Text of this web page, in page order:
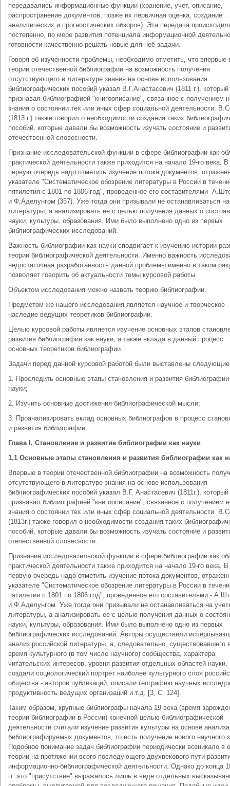
передавались информационные функции (хранение, учет, описание,
распространение документов, позже их первичная оценка, создание
аналитических и прогностических обзоров). Эта передача
постепенно, по мере развития потенциала информационной
готовности качественно решать новые для неё задачи.
Говоря об изученности проблемы, необходимо отметить, что впервые
теории отечественной библиографии на возможность получения
отсутствующего в литературе знания на основе использования
библиографических пособий указал В.Г.Анастасевич (1811 г.), который
признавал библиографией "книгоописание", связанное с получением
знания о состоянии тех или иных сфер социальной деятельности.
(1813 г.) также говорил о необходимости создания таких
пособий, которые давали бы возможность изучать состояние и
отечественной словесности.
Признание исследовательской функции в сфере библиографии как
практической деятельности также приходится на начало 19-го века. В
первую очередь надо отметить изучение потока документов,
указателе "Систематическое обозрение литературы в России в
пятилетия с 1801 по 1806 год", проведенное его составителями -
и Ф;Аделунгом (357). Уже тогда они призывали не останавливаться на
литературы, а анализировать ее с целью получения данных о
науки, культуры, образования. Ими было выполнено одно из первых
библиографических исследований.
Важность библиографии как науки сподвигает к изучению истории
теории библиографической деятельности. Именно важность
недостаточная разработанность данной проблемы именно в таком
позволяет говорить об актуальности темы курсовой работы.
Объектом исследования можно назвать теорию библиографии.
Предметом же нашего исследования является научное и творческое
наследие ведущих теоретиков библиографии.
Целью курсовой работы является изучение основных этапов
развития библиографии как науки, а также вклада в данный процесс
основных теоретиков библиографии.
Задачи перед данной курсовой работой были выставлены
1. Проследить основные этапы становления и развития библиографии
науки;
2. Изучить основные достижения библиографической мысли;
3. Проанализировать вклад основных библиографов в процесс
и развития библиорафии.
Глава . Становление и развитие библиографии как науки
1.1 Основные этапы становления и развития библиографии как
Впервые в теории отечественной библиографии на возможность
отсутствующего в литературе знания на основе использования
библиографических пособий указал В.Г. Анастасевич (1811г.), который
признавал библиографией "книгоописание", связанное с получением
знания о состоянии тех или иных сфер социальной деятельности.
(1813г.) также говорил о необходимости создания таких
пособий, которые давали бы возможность изучать состояние и
отечественной словесности.
Признание исследовательской функции в сфере библиографии как
практической деятельности также приходится на начало 19-го века. В
первую очередь надо отметить изучение потока документов,
указателе "Систематическое обозрение литературы в России в
пятилетия с 1801 по 1806 год", проведенное его составителями -
и Ф.Аделунгом. Уже тогда они призывали не останавливаться на
литературы, а анализировать ее с целью получения данных о
науки, культуры, образования. Ими было выполнено одно из первых
библиографических исследований. Авторы осуществили
анализ российской литературы, а, следовательно, существовавшего
время культурного (в том числе научного) сообщества, характера
читательских интересов, уровня развития отдельных областей науки,
создали социологический портрет наиболее культурного слоя
общества - авторов публикаций, описали географию научных
продуктивность ведущих организаций и т.д. [3, С. 124].
Таким образом, крупные библиографы начала 19 века (время
теории библиографии в России) конечной целью библиографической
деятельности считали изучение развития культуры на основе анализа
библиографируемых документов, то есть получение нового научного
Подобное понимание задач библиографии периодически возникало в
теории на протяжении всего последующего двухвекового пути
информационно-библиографической деятельности. Однако до конца
гг. это "присутствие" выражалось лишь в виде отдельных